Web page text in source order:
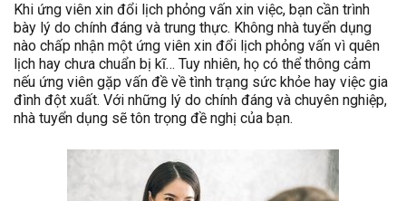
Khi ứng viên xin đổi lịch phỏng vấn xin việc, bạn cần trình
bày lý do chính đáng và trung thực. Không nhà tuyển dụng
nào chấp nhận một ứng viên xin đổi lịch phỏng vấn vì quên
lịch hay chưa chuẩn bị kĩ… Tuy nhiên, họ có thể thông cảm
nếu ứng viên gặp vấn đề về tình trạng sức khỏe hay việc gia
đình đột xuất. Với những lý do chính đáng và chuyên nghiệp,
nhà tuyển dụng sẽ tôn trọng đề nghị của bạn.